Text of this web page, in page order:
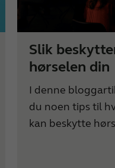
Slik
hørselen din
I denne
du noen tips til
kan beskytte